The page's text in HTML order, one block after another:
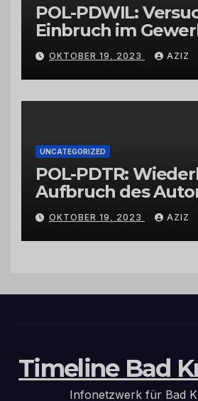
POL-PDWIL:
Einbruch im
Wittlich
OKTOBER 19, 2023 AZIZ
UNCATEGORIZED
POL-PDTR:
Aufbruch des
Hermeskeil am
OKTOBER 19, 2023 AZIZ
Timeline Bad
Infonetzwerk für Bad